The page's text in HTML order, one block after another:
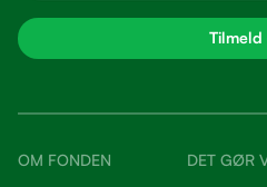
Tilmeld
OM FONDEN
DET GØR